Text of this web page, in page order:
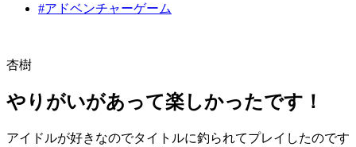
#アドベンチャーゲーム
杏樹
やりがいがあって楽しかったです！
アイドルが好きなのでタイトルに釣られてプレイしたのです